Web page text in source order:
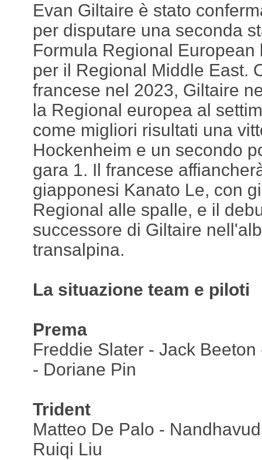
Evan Giltaire è stato
per disputare una seconda
Formula Regional European
per il Regional Middle East.
francese nel 2023, Giltaire
la Regional europea al
come migliori risultati una
Hockenheim e un secondo
gara 1. Il francese
giapponesi Kanato Le, con
Regional alle spalle, e il
successore di Giltaire
transalpina.
La situazione team e piloti
Prema
Freddie Slater - Jack
- Doriane Pin
Trident
Matteo De Palo -
Ruiqi Liu